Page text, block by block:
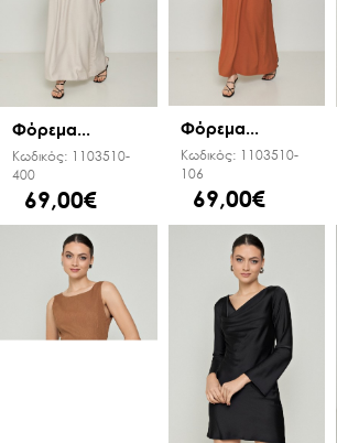
Φόρεμα...
Κωδικός: 1103510-
400
69,00€
Φόρεμα...
Κωδικός: 1103510-
106
69,00€